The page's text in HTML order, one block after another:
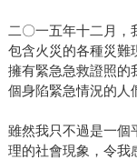
二〇一五年十二月，
包含火災的各種災難
擁有緊急急救證照的
個身陷緊急情況的人
雖然我只不過是一個
理的社會現象，令我